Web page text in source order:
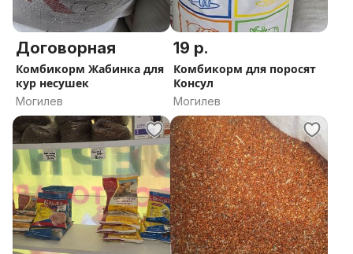
Договорная
Комбикорм Жабинка для
кур несушек
Могилев
19 р.
Комбикорм для поросят
Консул
Могилев